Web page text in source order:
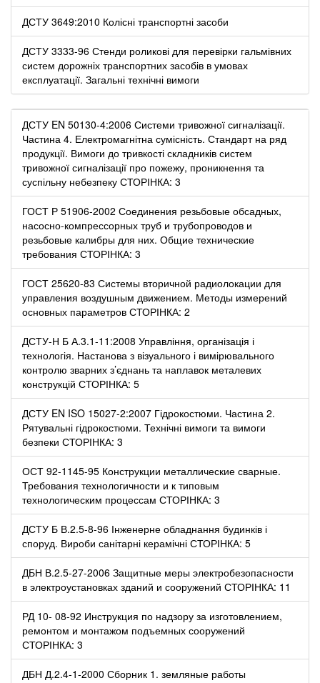
ДСТУ 3649:2010 Колісні транспортні засоби
ДСТУ 3333-96 Стенди роликові для перевірки гальмівних
систем дорожніх транспортних засобів в умовах
експлуатації. Загальні технічні вимоги
ДСТУ EN 50130-4:2006 Системи тривожної сигналізації.
Частина 4. Електромагнітна сумісність. Стандарт на ряд
продукції. Вимоги до тривкості складників систем
тривожної сигналізації про пожежу, проникнення та
суспільну небезпеку СТОРІНКА: 3
ГОСТ Р 51906-2002 Соединения резьбовые обсадных,
насосно-компрессорных труб и трубопроводов и
резьбовые калибры для них. Общие технические
требования СТОРІНКА: 3
ГОСТ 25620-83 Системы вторичной радиолокации для
управления воздушным движением. Методы измерений
основных параметров СТОРІНКА: 2
ДСТУ-Н Б А.3.1-11:2008 Управління, організація і
технологія. Настанова з візуального і вимірювального
контролю зварних з’єднань та наплавок металевих
конструкцій СТОРІНКА: 5
ДСТУ EN ISO 15027-2:2007 Гідрокостюми. Частина 2.
Рятувальні гідрокостюми. Технічні вимоги та вимоги
безпеки СТОРІНКА: 3
ОСТ 92-1145-95 Конструкции металлические сварные.
Требования технологичности и к типовым
технологическим процессам СТОРІНКА: 3
ДСТУ Б В.2.5-8-96 Інженерне обладнання будинків і
споруд. Вироби санітарні керамічні СТОРІНКА: 5
ДБН В.2.5-27-2006 Защитные меры электробезопасности
в электроустановках зданий и сооружений СТОРІНКА: 11
РД 10- 08-92 Инструкция по надзору за изготовлением,
ремонтом и монтажом подъемных сооружений
СТОРІНКА: 3
ДБН Д.2.4-1-2000 Сборник 1. земляные работы